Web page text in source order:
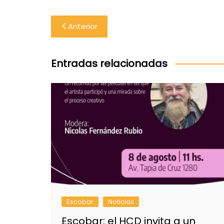
Navegación
de
entradas
Anterior
Entradas relacionadas
Escobar Noticias
Escobar: el HCD invita a un